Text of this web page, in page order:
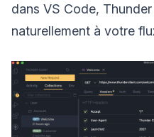
dans VS Code,
naturellement à votre